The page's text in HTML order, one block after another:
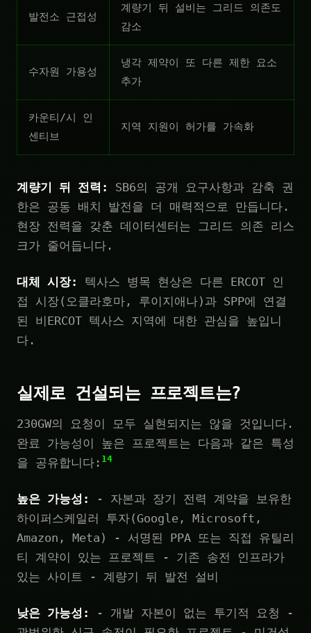
발전소 근접성
계량기 뒤 설비는 그리드 의존도
감소
수자원 가용성
냉각 제약이 또 다른 제한 요소
추가
카운티/시 인
센티브
지역 지원이 허가를 가속화
계량기 뒤 전력:
SB6의 공개 요구사항과 감축 권
한은 공동 배치 발전을 더 매력적으로 만듭니다.
현장 전력을 갖춘 데이터센터는 그리드 의존 리스
크가 줄어듭니다.
대체 시장:
텍사스 병목 현상은 다른 ERCOT 인
접 시장(오클라호마, 루이지애나)과 SPP에 연결
된 비ERCOT 텍사스 지역에 대한 관심을 높입니
다.
실제로 건설되는 프로젝트는?
230GW의 요청이 모두 실현되지는 않을 것입니다.
완료 가능성이 높은 프로젝트는 다음과 같은 특성
을 공유합니다: 14
높은 가능성:
- 자본과 장기 전력 계약을 보유한
하이퍼스케일러 투자(Google, Microsoft,
Amazon, Meta) - 서명된 PPA 또는 직접 유틸리
티 계약이 있는 프로젝트 - 기존 송전 인프라가
있는 사이트 - 계량기 뒤 발전 설비
낮은 가능성:
- 개발 자본이 없는 투기적 요청 -